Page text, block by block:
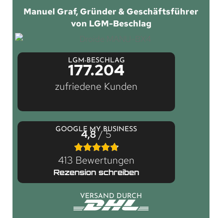
Manuel Graf, Gründer & Geschäftsführer
von LGM-Beschlag
LGM-BESCHLAG
177.204
zufriedene Kunden
GOOGLE MY BUSINESS
4,8/ 5
413 Bewertungen
Rezension schreiben
VERSAND DURCH